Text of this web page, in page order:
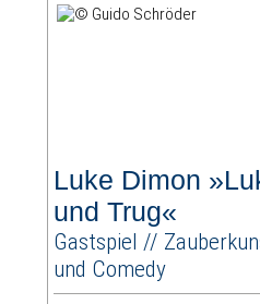
Luke Dimon
und Trug«
Gastspiel //
und Comedy